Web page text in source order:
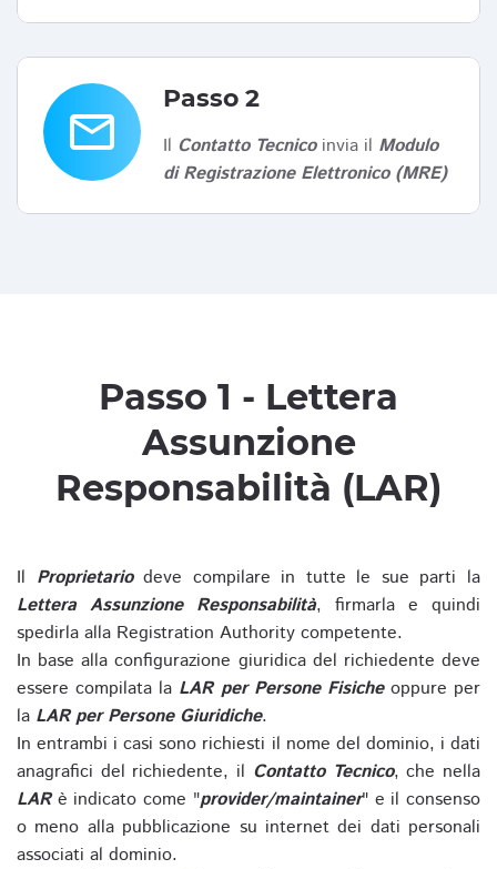
email
Passo 2
Il Contatto Tecnicoinvia il Modulo
di Registrazione Elettronico (MRE)
Passo 1 - Lettera
Assunzione
Responsabilità (LAR)
Il Proprietariodeve compilare in tutte le sue parti la
Lettera Assunzione Responsabilità, firmarla e quindi
spedirla alla Registration Authority competente.
In base alla configurazione giuridica del richiedente deve
essere compilata la LAR per Persone Fisicheoppure per
la LAR per Persone Giuridiche.
In entrambi i casi sono richiesti il nome del dominio, i dati
anagrafici del richiedente, il Contatto Tecnico, che nella
LARè indicato come "provider/maintainer" e il consenso
o meno alla pubblicazione su internet dei dati personali
associati al dominio.